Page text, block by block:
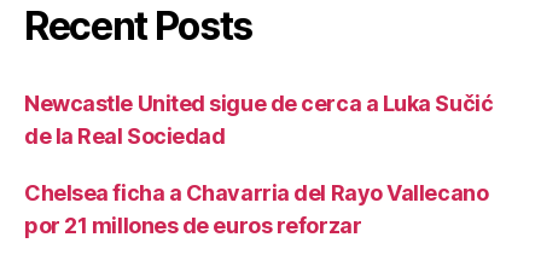
Recent Posts
Newcastle United sigue de cerca a Luka Sučić
de la Real Sociedad
Chelsea ficha a Chavarria del Rayo Vallecano
por 21 millones de euros reforzar